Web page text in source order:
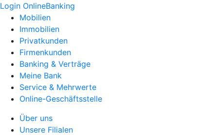
Login OnlineBanking
Mobilien
Immobilien
Privatkunden
Firmenkunden
Banking & Verträge
Meine Bank
Service & Mehrwerte
Online-Geschäftsstelle
Über uns
Unsere Filialen